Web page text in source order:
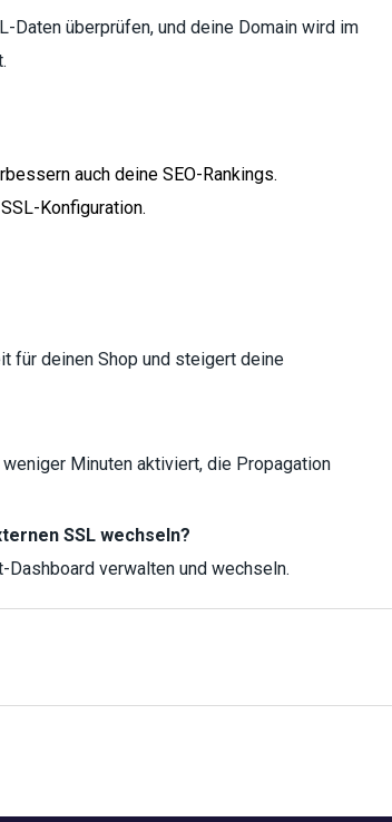
Daten überprüfen, und deine Domain wird im
auch deine SEO-Rankings.
Konfiguration.
für deinen Shop und steigert deine
Minuten aktiviert, die Propagation
SSL wechseln?
verwalten und wechseln.